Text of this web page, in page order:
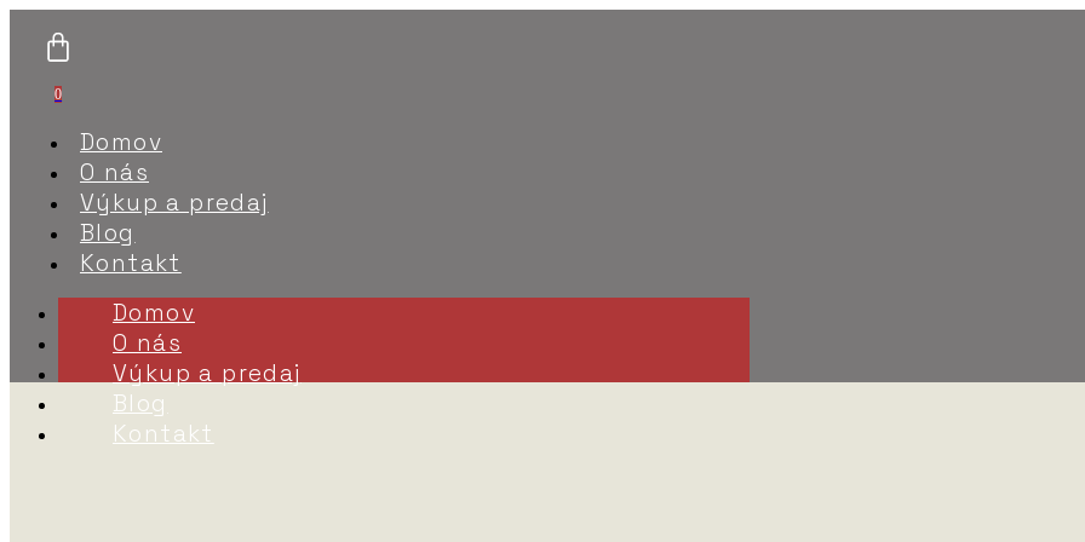
0
Domov
O nás
Výkup a predaj
Blog
Kontakt
Domov
O nás
Výkup a predaj
Blog
Kontakt